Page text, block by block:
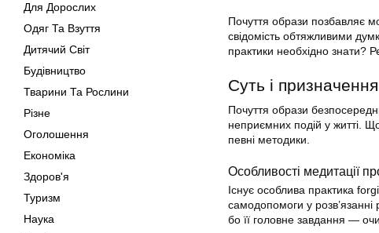
Для Дорослих
Одяг Та Взуття
Дитячий Світ
Будівництво
Тварини Та Рослини
Різне
Оголошення
Економіка
Здоров'я
Туризм
Наука
Почуття образи позбавляє
свідомість обтяжливими
практики необхідно знати?
Суть і
Почуття образи
неприємних подій у житті.
певні методики.
Особливості медитації
Існує особлива практика
самодопомоги у розв’язанні
бо її головне завдання —